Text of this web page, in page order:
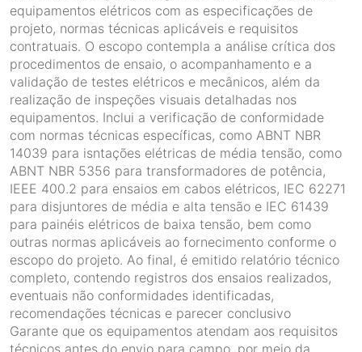
equipamentos elétricos com as especificações de
projeto, normas técnicas aplicáveis e requisitos
contratuais. O escopo contempla a análise crítica dos
procedimentos de ensaio, o acompanhamento e a
validação de testes elétricos e mecânicos, além da
realização de inspeções visuais detalhadas nos
equipamentos. Inclui a verificação de conformidade
com normas técnicas específicas, como ABNT NBR
14039 para isntações elétricas de média tensão, como
ABNT NBR 5356 para transformadores de potência,
IEEE 400.2 para ensaios em cabos elétricos, IEC 62271
para disjuntores de média e alta tensão e IEC 61439
para painéis elétricos de baixa tensão, bem como
outras normas aplicáveis ao fornecimento conforme o
escopo do projeto. Ao final, é emitido relatório técnico
completo, contendo registros dos ensaios realizados,
eventuais não conformidades identificadas,
recomendações técnicas e parecer conclusivo
Garante que os equipamentos atendam aos requisitos
técnicos antes do envio para campo, por meio da